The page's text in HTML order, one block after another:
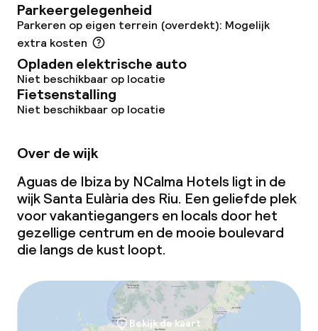
TV lounge
Eet- en drinkgelegenheden
Restaurant
Eet- en drinkdiensten
Ontbijtbuffet
Lunch à la carte
Lunch, vast menu
Diner à la carte
Parkeergelegenheid
Parkeren op eigen terrein (overdekt): Mogelijk
extra kosten
Opladen elektrische auto
Niet beschikbaar op locatie
Fietsenstalling
Niet beschikbaar op locatie
Over de wijk
Aguas de Ibiza by NCalma Hotels ligt in de
wijk Santa Eulària des Riu. Een geliefde plek
voor vakantiegangers en locals door het
gezellige centrum en de mooie boulevard
die langs de kust loopt.
Bekijk de kaart